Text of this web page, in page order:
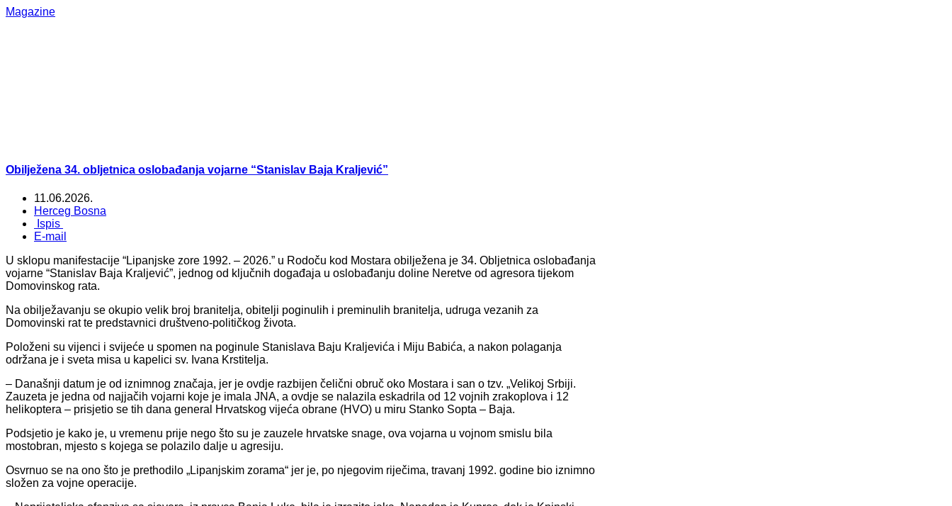
Magazine
Obilježena 34. obljetnica oslobađanja vojarne “Stanislav Baja Kraljević”
11.06.2026.
Herceg Bosna
Ispis
E-mail
U sklopu manifestacije “Lipanjske zore 1992. – 2026.” u Rodoču kod Mostara obilježena je 34. Obljetnica oslobađanja
vojarne “Stanislav Baja Kraljević”, jednog od ključnih događaja u oslobađanju doline Neretve od agresora tijekom
Domovinskog rata.
Na obilježavanju se okupio velik broj branitelja, obitelji poginulih i preminulih branitelja, udruga vezanih za
Domovinski rat te predstavnici društveno-političkog života.
Položeni su vijenci i svijeće u spomen na poginule Stanislava Baju Kraljevića i Miju Babića, a nakon polaganja
održana je i sveta misa u kapelici sv. Ivana Krstitelja.
– Današnji datum je od iznimnog značaja, jer je ovdje razbijen čelični obruč oko Mostara i san o tzv. „Velikoj Srbiji.
Zauzeta je jedna od najjačih vojarni koje je imala JNA, a ovdje se nalazila eskadrila od 12 vojnih zrakoplova i 12
helikoptera – prisjetio se tih dana general Hrvatskog vijeća obrane (HVO) u miru Stanko Sopta – Baja.
Podsjetio je kako je, u vremenu prije nego što su je zauzele hrvatske snage, ova vojarna u vojnom smislu bila
mostobran, mjesto s kojega se polazilo dalje u agresiju.
Osvrnuo se na ono što je prethodilo „Lipanjskim zorama“ jer je, po njegovim riječima, travanj 1992. godine bio iznimno
složen za vojne operacije.